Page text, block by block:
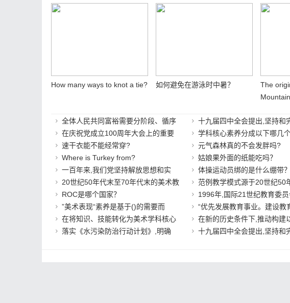
How many ways to knot a tie? 如何避免在游泳时中暑？
The
全体人民共同富裕需要分阶段、循序 十九届四中全会提出,坚持和
在庆祝党成立100周年大会上的重要
学科核心素养分成以下哪几个
速干衣能不能经常穿?
元气森林真的不会发胖吗?
Where is Turkey from?
姑娘果外面的纸能吃吗？
一百年来,我们党坚持解放思想和实
体操运动员绑的是什么绷带？
20世纪50年代末至70年代末的美术教
范例教学模式源于20世纪50
ROC是哪个国家？
1996年,国际21世纪教育委
”美术表现“素养是基于()的需要而
“优先发展教育事业。建设教
在将知识、技能转化为美术学科核心
在新的历史条件下,推动构建
落实《水污染防治行动计划》,明确
十九届四中全会提出,坚持和